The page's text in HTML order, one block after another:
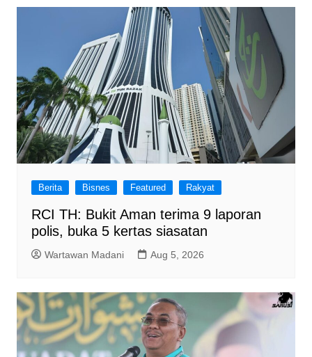
Berita Bisnes Featured Rakyat
RCI TH: Bukit Aman terima 9 laporan
polis, buka 5 kertas siasatan
Wartawan Madani Aug 5, 2026